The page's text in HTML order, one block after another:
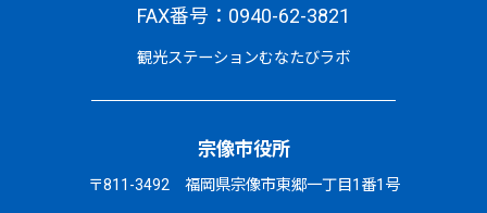
FAX番号：0940-62-3821
観光ステーションむなたびラボ
宗像市役所
〒811-3492 福岡県宗像市東郷一丁目1番1号